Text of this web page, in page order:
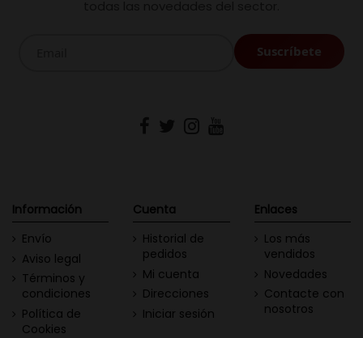
Información
Envío
Aviso legal
Términos y
condiciones
Política de
Cookies
Cuenta
Historial de
pedidos
Mi cuenta
Direcciones
Iniciar sesión
Enlaces
Los más
vendidos
Novedades
Contacte con
nosotros